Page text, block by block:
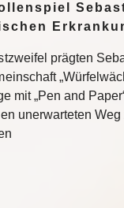
prägten
mit „Pen and
unerwarteten Weg